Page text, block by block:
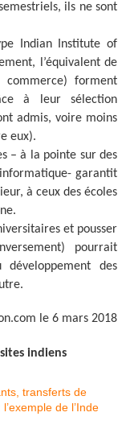
ils ne sont
Indian Institute of
l’équivalent de
commerce) forment
à leur sélection
admis, voire moins
eux).
– à la pointe sur des
garantit
à ceux des écoles
et pousser
pourrait
des
le 6 mars 2018
indiens